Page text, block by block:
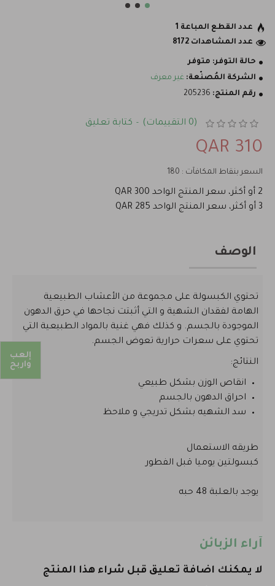
حالة التوفر: متوفر
الشركة المُصنّعة: غير معرف
رقم المنتج: 205236
عدد القطع المباعة 1
عدد المشاهدات 8172
(0 التقييمات) - كتابة تعليق
310 QAR
السعر بنقاط المكافآت : 180
2 أو أكثر، سعر المنتج الواحد 300 QAR
3 أو أكثر، سعر المنتج الواحد 285 QAR
الوصف
تحتوي الكبسولة على مجموعة من الأعشاب الطبيعية
الهامة لفقدان الشهية و التي أثبتت نجاحها في حرق الدهون
الموجودة بالجسم. و كذلك فهي غنية بالمواد الطبيعية التي
تحتوي على سعرات حرارية تعوض الجسم.
النتائج:
انقاص الوزن بشكل طبيعي
احراق الدهون بالجسم
سد الشهيه بشكل تدريجي و ملاحظ
طريقه الاستعمال
كبسولتين يوميا قبل الفطور
يوجد بالعلبة 48 حبه
آراء الزبائن
لا يمكنك اضافة تعليق قبل شراء هذا المنتج
إلعب
واربح